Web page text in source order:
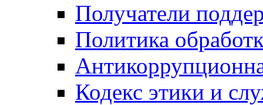
Получатели
Политика
Кодекс этики и